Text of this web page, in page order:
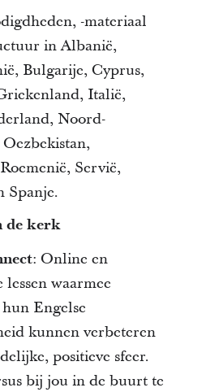
-materiaal
in Albanië,
Bulgarije, Cyprus,
Italië,
Noord-
Servië,
Spanje.
de kerk
: Online en
waarmee
Engelse
kunnen verbeteren
positieve sfeer.
bij jou in de buurt te